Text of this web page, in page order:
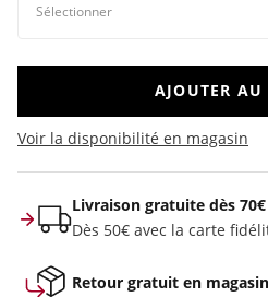
AJOUTER
Voir la disponibilité en magasin
Livraison gratuite dès
Dès 50€ avec la carte
Retour gratuit en magasin